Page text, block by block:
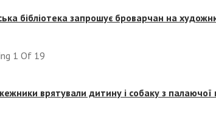
бібліотека запрошує броварчан на
1 Of 19
врятували дитину і собаку з